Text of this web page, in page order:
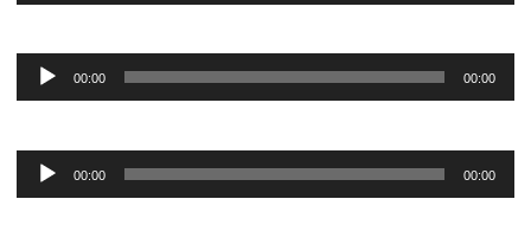
Player
Audio-
Player
00:00 00:00
Audio-
Player
00:00 00:00